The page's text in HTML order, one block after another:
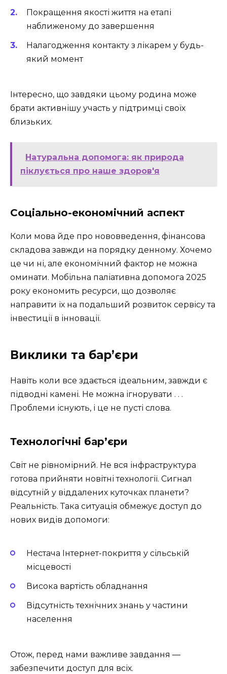
Покращення якості життя на етапі
наближеному до завершення
Налагодження контакту з лікарем у будь-
який момент
Інтересно, що завдяки цьому родина може
брати активнішу участь у підтримці своїх
близьких.
Натуральна допомога: як природа
піклується про наше здоров'я
Соціально-економічний аспект
Коли мова йде про нововведення, фінансова
складова завжди на порядку денному. Хочемо
це чи ні, але економічний фактор не можна
оминати. Мобільна паліативна допомога 2025
року економить ресурси, що дозволяє
направити їх на подальший розвиток сервісу та
інвестиції в інновації.
Виклики та бар’єри
Навіть коли все здається ідеальним, завжди є
підводні камені. Не можна ігнорувати . . .
Проблеми існують, і це не пусті слова.
Технологічні бар’єри
Світ не рівномірний. Не вся інфраструктура
готова прийняти новітні технології. Сигнал
відсутній у віддалених куточках планети?
Реальність. Така ситуація обмежує доступ до
нових видів допомоги:
Нестача Інтернет-покриття у сільській
місцевості
Висока вартість обладнання
Відсутність технічних знань у частини
населення
Отож, перед нами важливе завдання —
забезпечити доступ для всіх.